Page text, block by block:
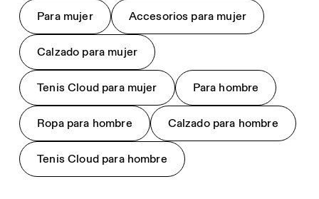
Para mujer Accesorios para mujer
Calzado para mujer
Tenis Cloud para mujer Para hombre
Ropa para hombre Calzado para hombre
Tenis Cloud para hombre